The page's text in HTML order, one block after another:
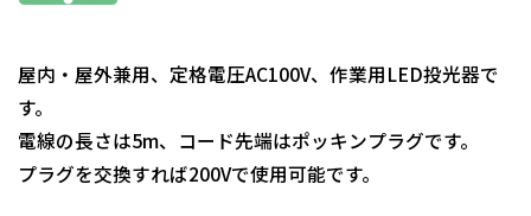
屋内・屋外兼用、定格電圧AC100V、作業用LED投光器で
す。
電線の長さは5m、コード先端はポッキンプラグです。
プラグを交換すれば200Vで使用可能です。